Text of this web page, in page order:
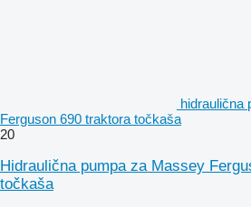
hidraulična
Ferguson 690 traktora točkaša
20
Hidraulična pumpa za Massey
točkaša